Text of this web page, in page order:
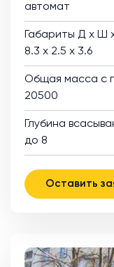
автомат
Габариты Д х Ш
8.3 х 2.5 х 3.6
Общая масса с
20500
Глубина
до 8
Оставить